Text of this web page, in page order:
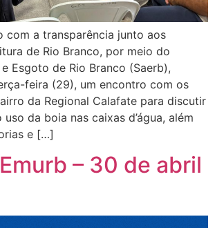
com a transparência junto aos
de Rio Branco, por meio do
Esgoto de Rio Branco (Saerb),
feira (29), um encontro com os
da Regional Calafate para discutir
da boia nas caixas d’água, além
e […]
– 30 de abril